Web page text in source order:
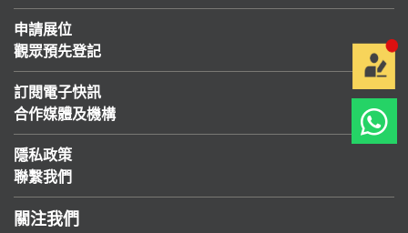
申請展位
觀眾預先登記
訂閱電子快訊
合作媒體及機構
隱私政策
聯繫我們
關注我們